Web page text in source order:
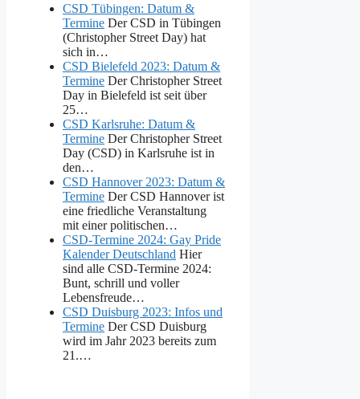
CSD Tübingen: Datum &
Termine Der CSD in Tübingen
(Christopher Street Day) hat
sich in…
CSD Bielefeld 2023: Datum &
Termine Der Christopher Street
Day in Bielefeld ist seit über
25…
CSD Karlsruhe: Datum &
Termine Der Christopher Street
Day (CSD) in Karlsruhe ist in
den…
CSD Hannover 2023: Datum &
Termine Der CSD Hannover ist
eine friedliche Veranstaltung
mit einer politischen…
CSD-Termine 2024: Gay Pride
Kalender Deutschland Hier
sind alle CSD-Termine 2024:
Bunt, schrill und voller
Lebensfreude…
CSD Duisburg 2023: Infos und
Termine Der CSD Duisburg
wird im Jahr 2023 bereits zum
21.…